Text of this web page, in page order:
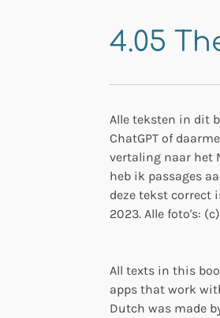
4.05
Alle teksten in dit
ChatGPT of
vertaling naar het
heb ik passages
deze tekst correct
2023. Alle foto's:
All texts in this
apps that work
Dutch was made